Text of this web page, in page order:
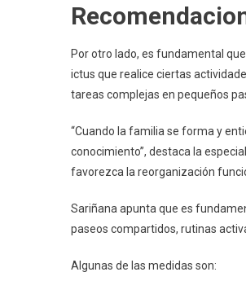
Por otro lado, es fundamental
ictus que realice ciertas
tareas complejas en pequeños
“Cuando la familia se forma y
conocimiento”, destaca la
favorezca la reorganización
Sariñana apunta que es
paseos compartidos, rutinas
Algunas de las medidas son: